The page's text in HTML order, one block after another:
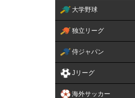
大学野球
独立リーグ
侍ジャパン
Jリーグ
海外サッカー